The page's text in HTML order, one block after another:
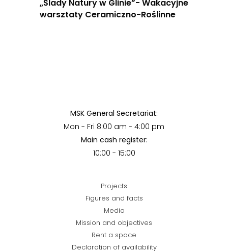
„Ślady Natury w Glinie”- Wakacyjne
warsztaty Ceramiczno-Roślinne
MSK General Secretariat:
Mon - Fri 8:00 am - 4:00 pm
Main cash register:
10:00 - 15:00
Projects
Figures and facts
Media
Mission and objectives
Rent a space
Declaration of availability